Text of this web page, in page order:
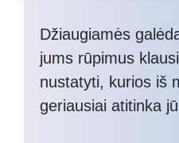
Džiaugiamės
jums rūpimus
nustatyti, kurios iš
geriausiai atitinka